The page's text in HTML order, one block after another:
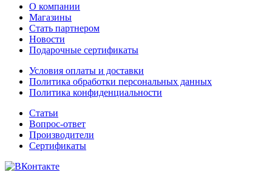
О компании
Магазины
Стать партнером
Новости
Подарочные сертификаты
Условия оплаты и доставки
Политика обработки персональных данных
Политика конфиденциальности
Статьи
Вопрос-ответ
Производители
Сертификаты